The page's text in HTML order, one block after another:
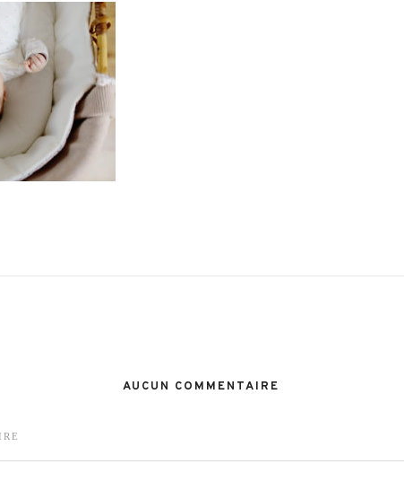
AUCUN COMMENTAIRE